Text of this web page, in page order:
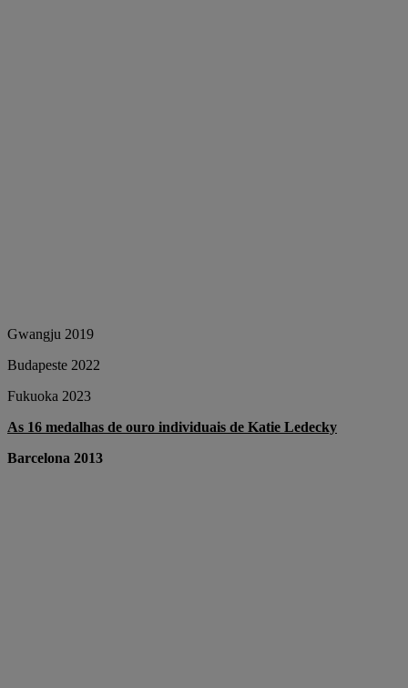
Gwangju 2019
Budapeste 2022
Fukuoka 2023
As 16 medalhas de ouro individuais de Katie Ledecky
Barcelona 2013